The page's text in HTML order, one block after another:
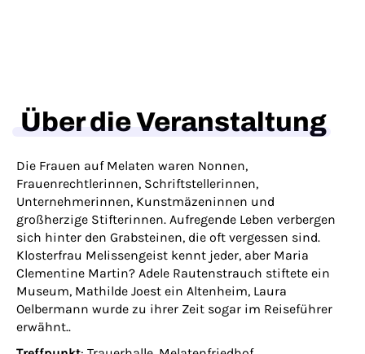
Über die Veranstaltung
Die Frauen auf Melaten waren Nonnen,
Frauenrechtlerinnen, Schriftstellerinnen,
Unternehmerinnen, Kunstmäzeninnen und
großherzige Stifterinnen. Aufregende Leben verbergen
sich hinter den Grabsteinen, die oft vergessen sind.
Klosterfrau Melissengeist kennt jeder, aber Maria
Clementine Martin? Adele Rautenstrauch stiftete ein
Museum, Mathilde Joest ein Altenheim, Laura
Oelbermann wurde zu ihrer Zeit sogar im Reiseführer
erwähnt..